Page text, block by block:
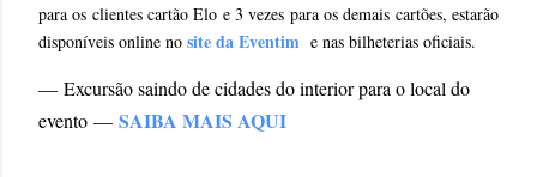
para os clientes cartão Elo e 3 vezes para os demais cartões, estarão
disponíveis online no site da Eventim e nas bilheterias oficiais.
— Excursão saindo de cidades do interior para o local do
evento — SAIBA MAIS AQUI